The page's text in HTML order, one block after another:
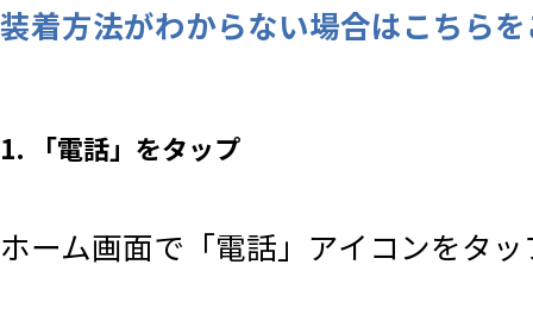
装着方法がわからない場合はこちら
1. 「電話」をタップ
ホーム画面で「電話」アイコンをタ